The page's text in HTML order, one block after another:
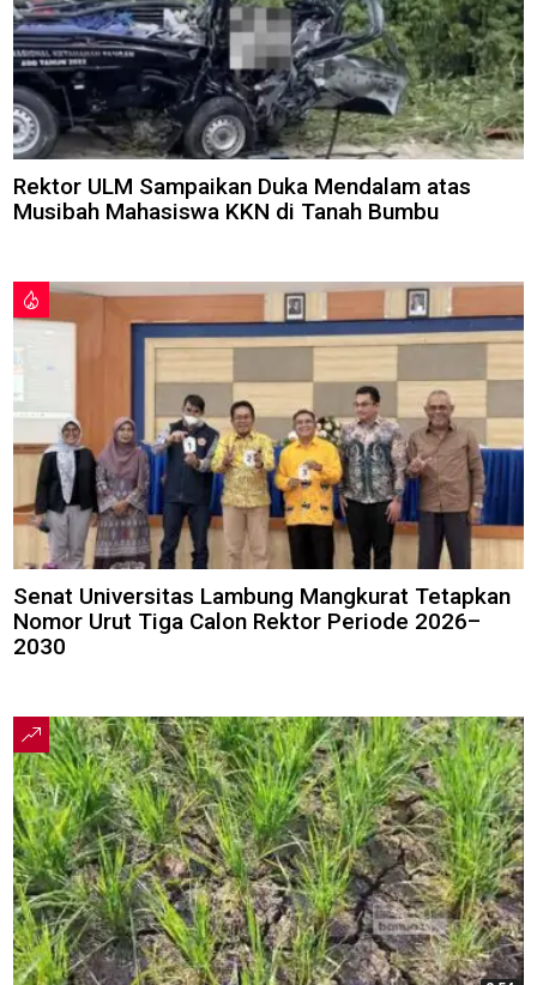
Rektor ULM Sampaikan Duka Mendalam atas
Musibah Mahasiswa KKN di Tanah Bumbu
Senat Universitas Lambung Mangkurat Tetapkan
Nomor Urut Tiga Calon Rektor Periode 2026–
2030